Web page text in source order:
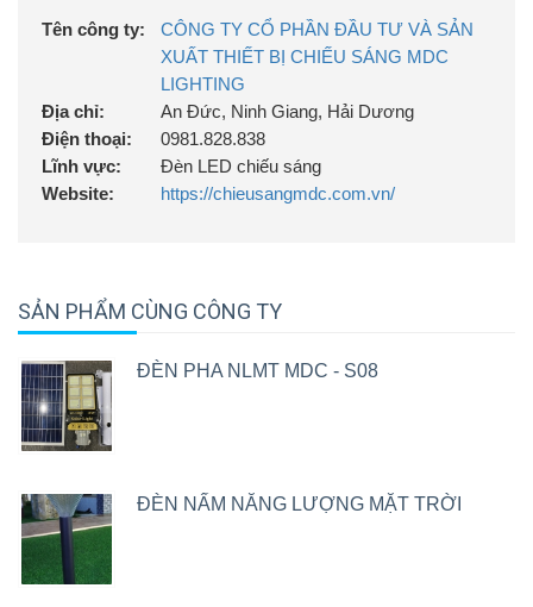
Tên công ty:
CÔNG TY CỔ PHẦN ĐẦU TƯ VÀ SẢN
XUẤT THIẾT BỊ CHIẾU SÁNG MDC
LIGHTING
Địa chỉ:
An Đức, Ninh Giang, Hải Dương
Điện thoại:
0981.828.838
Lĩnh vực:
Đèn LED chiếu sáng
Website:
https://chieusangmdc.com.vn/
SẢN PHẨM CÙNG CÔNG TY
ĐÈN PHA NLMT MDC - S08
ĐÈN NẤM NĂNG LƯỢNG MẶT TRỜI